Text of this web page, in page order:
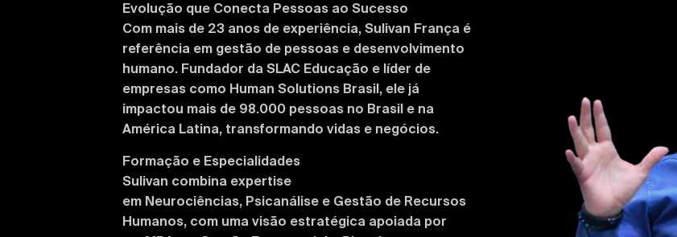
Evolução que Conecta Pessoas ao Sucesso
Com mais de 23 anos de experiência, Sulivan França é
referência em gestão de pessoas e desenvolvimento
humano. Fundador da SLAC Educação e líder de
empresas como Human Solutions Brasil, ele já
impactou mais de 98.000 pessoas no Brasil e na
América Latina, transformando vidas e negócios.
Formação e Especialidades
Sulivan combina expertise
em Neurociências, Psicanálise e Gestão de Recursos
Humanos, com uma visão estratégica apoiada por